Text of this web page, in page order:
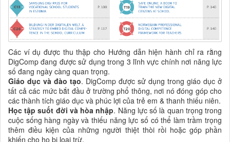
Các ví dụ được thu thập cho Hướng dẫn hiện hành chỉ ra rằng
DigComp đang được sử dụng trong 3 lĩnh vực chính nơi năng lực
số đang ngày càng quan trọng.
Giáo dục và đào tạo. DigComp được sử dụng trong giáo dục ở
tất cả các mức bắt đầu ở trường phổ thông, nơi nó đóng góp cho
các thành tích giáo dục và phúc lợi của trẻ em & thanh thiếu niên.
Học tập suốt đời và hòa nhập. Năng lực số là quan trọng trong
cuộc sống hàng ngày và thiếu năng lực số có thể làm trầm trọng
thêm điều kiện của những người thiệt thòi rồi hoặc góp phần
khiến cho họ bị loại trừ.